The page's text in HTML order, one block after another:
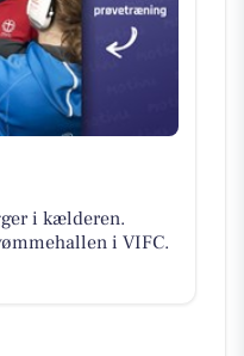
i kælderen.
i VIFC.